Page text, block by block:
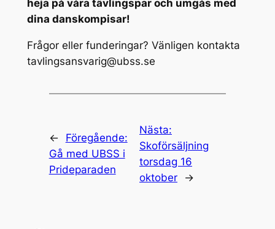
heja på våra tävlingspar och umgås med
dina danskompisar!
Frågor eller funderingar? Vänligen kontakta
tavlingsansvarig@ubss.se
←
Föregående:
Gå med UBSS i
Prideparaden
Nästa:
Skoförsäljning
torsdag 16
oktober
→